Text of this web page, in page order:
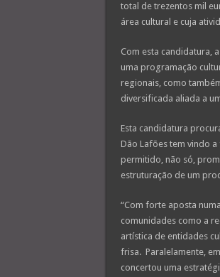
total de trezentos mil
área cultural e cuja
Com esta candidatura,
uma programação
regionais, como
diversificada aliada a
Esta candidatura
Dão Lafões tem vindo
permitido, não só,
estruturação de um
“Com forte aposta
comunidades como a
artística de entidades
frisa. Paralelamente,
concertou uma